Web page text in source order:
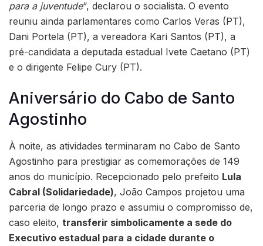
para a juventude“, declarou o socialista. O evento
reuniu ainda parlamentares como Carlos Veras (PT),
Dani Portela (PT), a vereadora Kari Santos (PT), a
pré-candidata a deputada estadual Ivete Caetano (PT)
e o dirigente Felipe Cury (PT).
Aniversário do Cabo de Santo
Agostinho
À noite, as atividades terminaram no Cabo de Santo
Agostinho para prestigiar as comemorações de 149
anos do município. Recepcionado pelo prefeito Lula
Cabral (Solidariedade), João Campos projetou uma
parceria de longo prazo e assumiu o compromisso de,
caso eleito, transferir simbolicamente a sede do
Executivo estadual para a cidade durante o